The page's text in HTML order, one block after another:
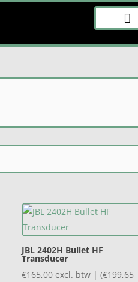
JBL 2402H Bullet HF
Transducer
€165,00 excl. btw | (€199,65